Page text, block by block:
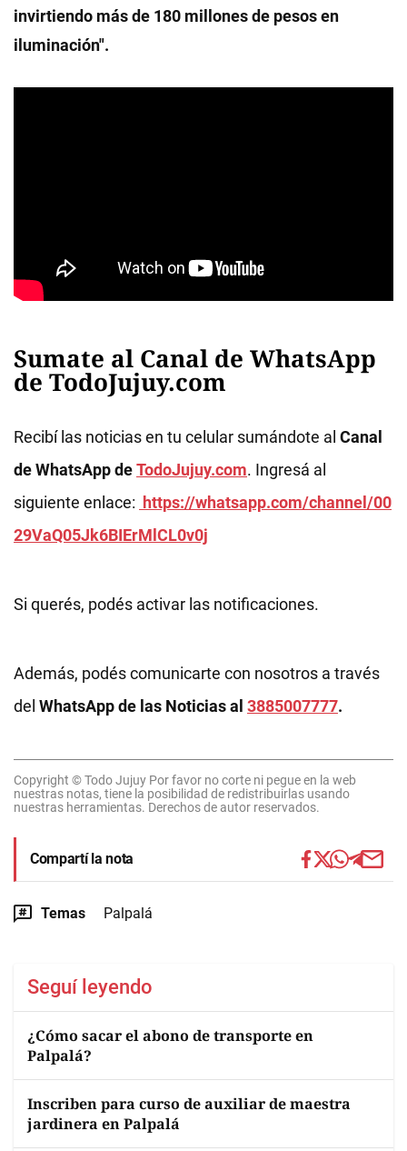
invirtiendo más de 180 millones de pesos en
iluminación".
Sumate al Canal de WhatsApp
de TodoJujuy.com
Recibí las noticias en tu celular sumándote al Canal
de WhatsApp deTodoJujuy.com. Ingresá al
siguiente enlace: https://whatsapp.com/channel/00
29VaQ05Jk6BIErMlCL0v0j
Si querés, podés activar las notificaciones.
Además, podés comunicarte con nosotros a través
del WhatsApp de las Noticias al 3885007777.
Copyright © Todo Jujuy Por favor no corte ni pegue en la web
nuestras notas, tiene la posibilidad de redistribuirlas usando
nuestras herramientas. Derechos de autor reservados.
Compartí la nota
Temas Palpalá
Seguí leyendo
¿Cómo sacar el abono de transporte en
Palpalá?
Inscriben para curso de auxiliar de maestra
jardinera en Palpalá